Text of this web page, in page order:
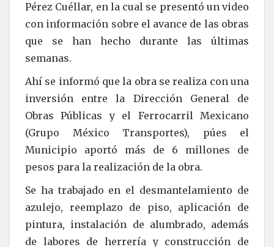
Pérez Cuéllar, en la cual se presentó un video
con información sobre el avance de las obras
que se han hecho durante las últimas
semanas.
Ahí se informó que la obra se realiza con una
inversión entre la Dirección General de
Obras Públicas y el Ferrocarril Mexicano
(Grupo México Transportes), púes el
Municipio aportó más de 6 millones de
pesos para la realización de la obra.
Se ha trabajado en el desmantelamiento de
azulejo, reemplazo de piso, aplicación de
pintura, instalación de alumbrado, además
de labores de herrería y construcción de